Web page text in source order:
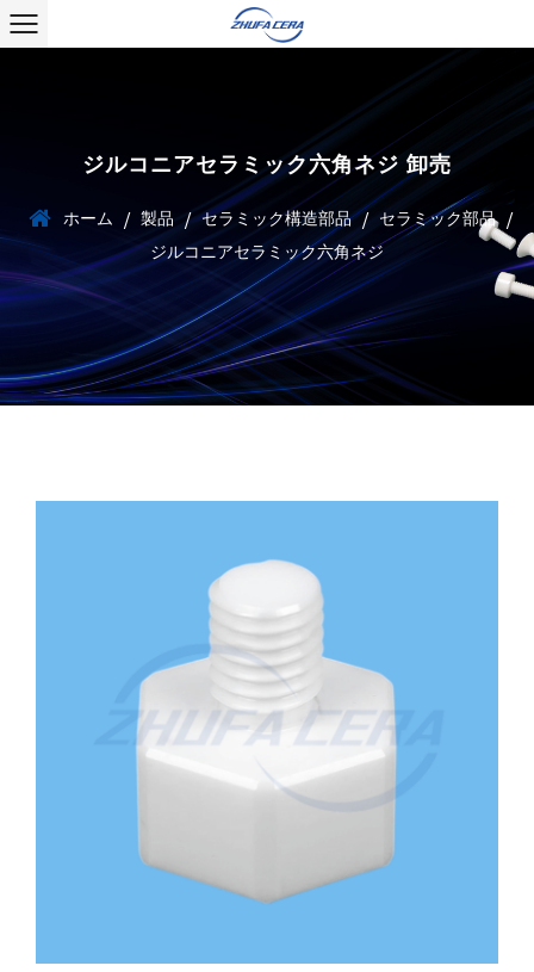
ジルコニアセラミック六角ネジ 卸売
ホーム / 製品 / セラミック構造部品 / セラミック部品 /
ジルコニアセラミック六角ネジ